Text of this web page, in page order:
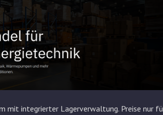
mit integrierter Lagerverwaltung. Preise nur